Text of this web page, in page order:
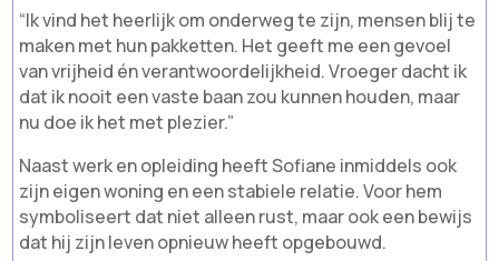
“Ik vind het heerlijk om onderweg te zijn, mensen blij te
maken met hun pakketten. Het geeft me een gevoel
van vrijheid én verantwoordelijkheid. Vroeger dacht ik
dat ik nooit een vaste baan zou kunnen houden, maar
nu doe ik het met plezier.”
Naast werk en opleiding heeft Sofiane inmiddels ook
zijn eigen woning en een stabiele relatie. Voor hem
symboliseert dat niet alleen rust, maar ook een bewijs
dat hij zijn leven opnieuw heeft opgebouwd.